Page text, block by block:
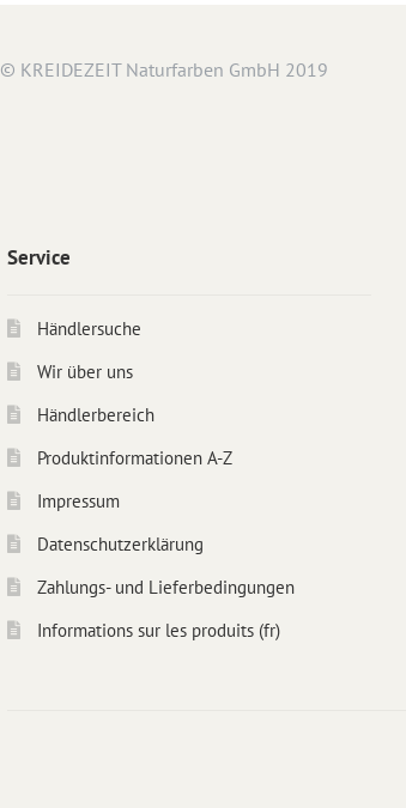
© KREIDEZEIT Naturfarben GmbH 2019
Service
Händlersuche
Wir über uns
Händlerbereich
Produktinformationen A-Z
Impressum
Datenschutzerklärung
Zahlungs- und Lieferbedingungen
Informations sur les produits (fr)